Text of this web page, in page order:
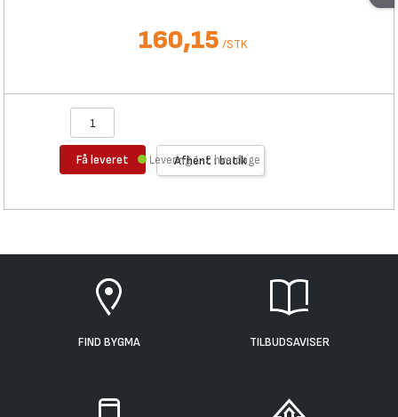
160,15 /STK
Få leveret Afhent i butik
Levering 1-2 hverdage
FIND BYGMA TILBUDSAVISER